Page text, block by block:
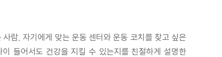
람, 자기에게 맞는 운동 센터와 운동 코치를 찾고 싶은
들어서도 건강을 지킬 수 있는지를 친절하게 설명한